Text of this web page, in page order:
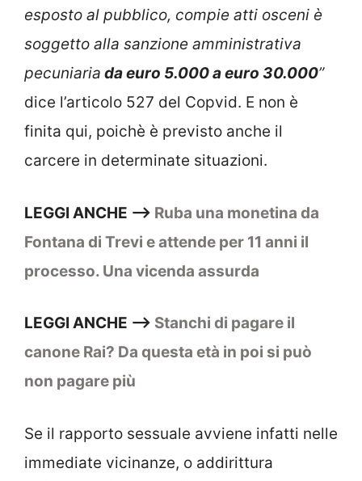
esposto al pubblico, compie atti osceni è
soggetto alla sanzione amministrativa
pecuniaria da euro 5.000 a euro 30.000”
dice l’articolo 527 del Copvid. E non è
finita qui, poichè è previsto anche il
carcere in determinate situazioni.
LEGGI ANCHE –> Ruba una monetina da
Fontana di Trevi e attende per 11 anni il
processo. Una vicenda assurda
LEGGI ANCHE –> Stanchi di pagare il
canone Rai? Da questa età in poi si può
non pagare più
Se il rapporto sessuale avviene infatti nelle
immediate vicinanze, o addirittura